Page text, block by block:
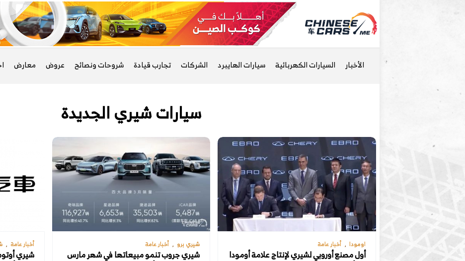
الأخبار السيارات الكهربائية سيارات الهايبرد الشركات تجارب قيادة شروحات ونصائح عروض معارض
سيارات شيري الجديدة
اومودا أخبار عامة
أول مصنع أوروبي لشيري لإنتاج علامة أومودا
شيري برو أخبار عامة
شيري جروب تنمو مبيعاتها في شهر مارس
أخبار عامة
شيري